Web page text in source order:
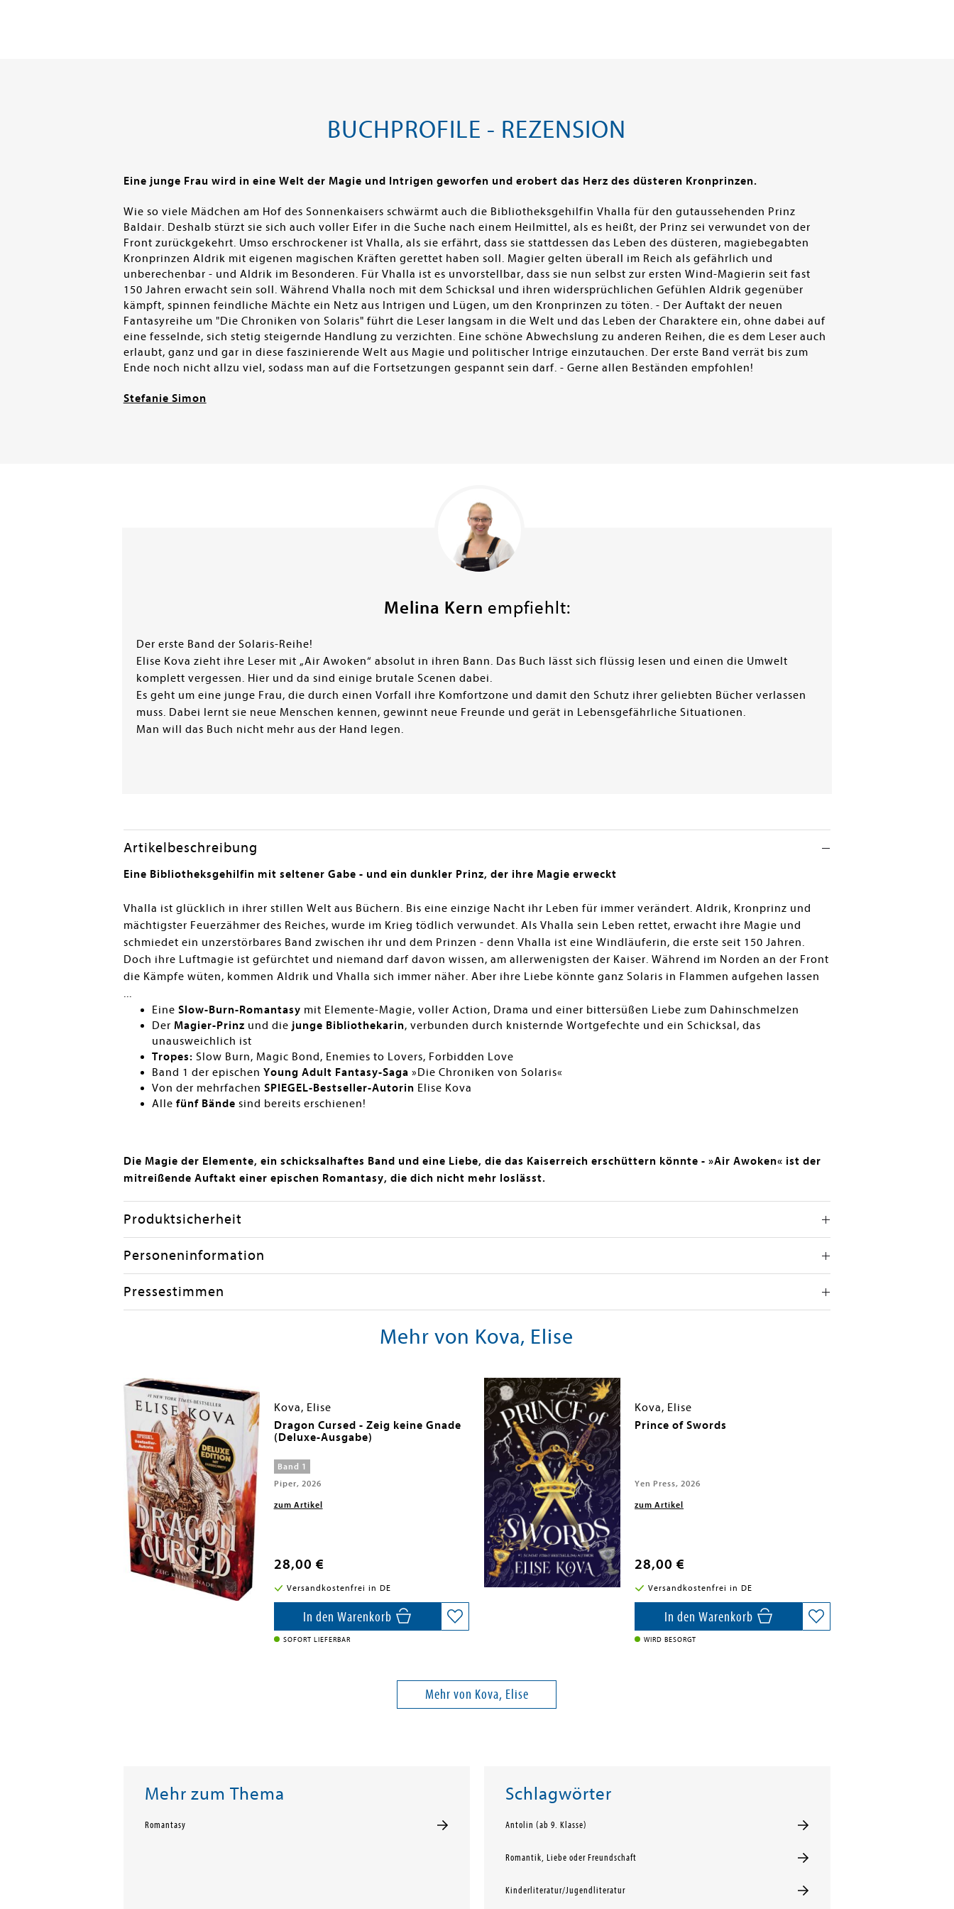
BUCHPROFILE - REZENSION
Eine junge Frau wird in eine Welt der Magie und Intrigen geworfen und erobert das Herz des düsteren Kronprinzen.
Wie so viele Mädchen am Hof des Sonnenkaisers schwärmt auch die Bibliotheksgehilfin Vhalla für den gutaussehenden Prinz
Baldair. Deshalb stürzt sie sich auch voller Eifer in die Suche nach einem Heilmittel, als es heißt, der Prinz sei verwundet von der
Front zurückgekehrt. Umso erschrockener ist Vhalla, als sie erfährt, dass sie stattdessen das Leben des düsteren, magiebegabten
Kronprinzen Aldrik mit eigenen magischen Kräften gerettet haben soll. Magier gelten überall im Reich als gefährlich und
unberechenbar - und Aldrik im Besonderen. Für Vhalla ist es unvorstellbar, dass sie nun selbst zur ersten Wind-Magierin seit fast
150 Jahren erwacht sein soll. Während Vhalla noch mit dem Schicksal und ihren widersprüchlichen Gefühlen Aldrik gegenüber
kämpft, spinnen feindliche Mächte ein Netz aus Intrigen und Lügen, um den Kronprinzen zu töten. - Der Auftakt der neuen
Fantasyreihe um "Die Chroniken von Solaris" führt die Leser langsam in die Welt und das Leben der Charaktere ein, ohne dabei auf
eine fesselnde, sich stetig steigernde Handlung zu verzichten. Eine schöne Abwechslung zu anderen Reihen, die es dem Leser auch
erlaubt, ganz und gar in diese faszinierende Welt aus Magie und politischer Intrige einzutauchen. Der erste Band verrät bis zum
Ende noch nicht allzu viel, sodass man auf die Fortsetzungen gespannt sein darf. - Gerne allen Beständen empfohlen!
Stefanie Simon
Melina Kern empfiehlt:
Der erste Band der Solaris-Reihe!
Elise Kova zieht ihre Leser mit „Air Awoken“ absolut in ihren Bann. Das Buch lässt sich flüssig lesen und einen die Umwelt
komplett vergessen. Hier und da sind einige brutale Scenen dabei.
Es geht um eine junge Frau, die durch einen Vorfall ihre Komfortzone und damit den Schutz ihrer geliebten Bücher verlassen
muss. Dabei lernt sie neue Menschen kennen, gewinnt neue Freunde und gerät in Lebensgefährliche Situationen.
Man will das Buch nicht mehr aus der Hand legen.
Artikelbeschreibung
Eine Bibliotheksgehilfin mit seltener Gabe - und ein dunkler Prinz, der ihre Magie erweckt
Vhalla ist glücklich in ihrer stillen Welt aus Büchern. Bis eine einzige Nacht ihr Leben für immer verändert. Aldrik, Kronprinz und
mächtigster Feuerzähmer des Reiches, wurde im Krieg tödlich verwundet. Als Vhalla sein Leben rettet, erwacht ihre Magie und
schmiedet ein unzerstörbares Band zwischen ihr und dem Prinzen - denn Vhalla ist eine Windläuferin, die erste seit 150 Jahren.
Doch ihre Luftmagie ist gefürchtet und niemand darf davon wissen, am allerwenigsten der Kaiser. Während im Norden an der Front
die Kämpfe wüten, kommen Aldrik und Vhalla sich immer näher. Aber ihre Liebe könnte ganz Solaris in Flammen aufgehen lassen
...
Eine Slow-Burn-Romantasy mit Elemente-Magie, voller Action, Drama und einer bittersüßen Liebe zum Dahinschmelzen
Der Magier-Prinz und die junge Bibliothekarin, verbunden durch knisternde Wortgefechte und ein Schicksal, das
unausweichlich ist
Tropes: Slow Burn, Magic Bond, Enemies to Lovers, Forbidden Love
Band 1 der epischen Young Adult Fantasy-Saga »Die Chroniken von Solaris«
Von der mehrfachen SPIEGEL-Bestseller-Autorin Elise Kova
Alle fünf Bände sind bereits erschienen!
Die Magie der Elemente, ein schicksalhaftes Band und eine Liebe, die das Kaiserreich erschüttern könnte - »Air Awoken« ist der
mitreißende Auftakt einer epischen Romantasy, die dich nicht mehr loslässt.
Produktsicherheit
Personeninformation
Pressestimmen
Mehr von Kova, Elise
Kova, Elise
Dragon Cursed - Zeig keine Gnade
(Deluxe-Ausgabe)
Band 1
Piper, 2026
zum Artikel
28,00 €
Versandkostenfrei in DE
In den Warenkorb
SOFORT LIEFERBAR
Kova, Elise
Prince of Swords
Yen Press, 2026
zum Artikel
28,00 €
Versandkostenfrei in DE
In den Warenkorb
WIRD BESORGT
Mehr von Kova, Elise
Mehr zum Thema
Romantasy
Schlagwörter
Antolin (ab 9. Klasse)
Romantik, Liebe oder Freundschaft
Kinderliteratur/Jugendliteratur